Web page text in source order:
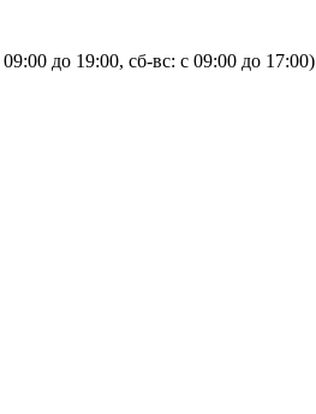
09:00 до 19:00, сб-вс: с 09:00 до 17:00)